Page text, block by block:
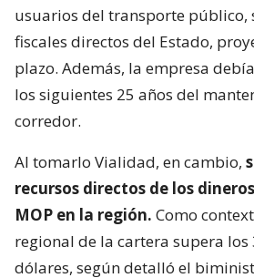
usuarios del transporte público,
fiscales directos del Estado,
plazo. Además, la empresa
los siguientes 25 años del
corredor.
Al tomarlo Vialidad, en cambio,
recursos directos de los
MOP en la región. Como
regional de la cartera supera
dólares, según detalló el